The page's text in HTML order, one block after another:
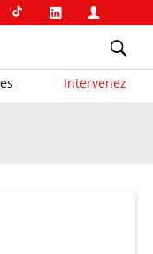
Intervenez